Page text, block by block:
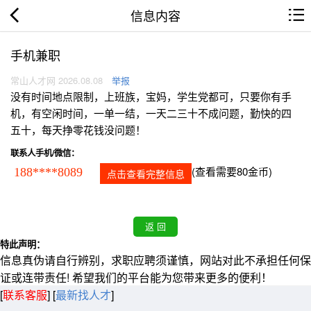
信息内容
手机兼职
常山人才网 2026.08.08 举报
没有时间地点限制，上班族，宝妈，学生党都可，只要你有手
机，有空闲时间，一单一结，一天二三十不成问题，勤快的四
五十，每天挣零花钱没问题！
联系人手机/微信：
188****8089 点击查看完整信息 (查看需要80金币)
特此声明：
信息真伪请自行辨别，求职应聘须谨慎，网站对此不承担任何保
证或连带责任! 希望我们的平台能为您带来更多的便利！
[联系客服] [最新找人才]